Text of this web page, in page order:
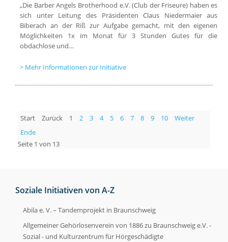
„Die Barber Angels Brotherhood e.V. (Club der Friseure) haben es
sich unter Leitung des Präsidenten Claus Niedermaier aus
Biberach an der Riß zur Aufgabe gemacht, mit den eigenen
Möglichkeiten 1x im Monat für 3 Stunden Gutes für die
obdachlose und…
Mehr Informationen zur Initiative
Start Zurück 1 2 3 4 5 6 7 8 9 10
Weiter
Ende
Seite 1 von 13
Soziale Initiativen von A-Z
Abila e. V. – Tandemprojekt in Braunschweig
Allgemeiner Gehörlosenverein von 1886 zu Braunschweig e.V. -
Sozial - und Kulturzentrum für Hörgeschädigte